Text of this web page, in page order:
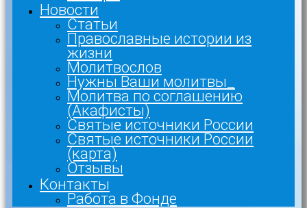
Новости
Статьи
Православные истории из
жизни
Молитвослов
Нужны Ваши молитвы_
Молитва по соглашению
(Акафисты)
Святые источники России
Святые источники России
(карта)
Отзывы
Контакты
Работа в Фонде